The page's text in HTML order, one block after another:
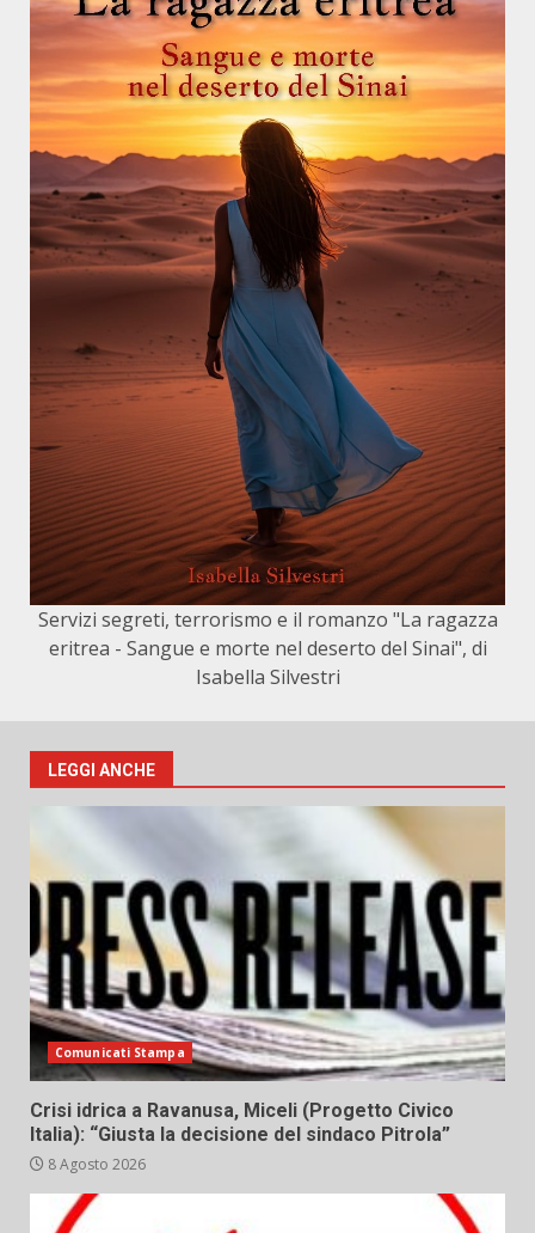
Servizi segreti, terrorismo e il romanzo "La ragazza
eritrea - Sangue e morte nel deserto del Sinai", di
Isabella Silvestri
LEGGI ANCHE
Comunicati Stampa
Crisi idrica a Ravanusa, Miceli (Progetto Civico
Italia): “Giusta la decisione del sindaco Pitrola”
8 Agosto 2026